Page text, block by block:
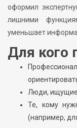
оформил
лишними
уменьшает
Для кого
Люди, ищущие
Те, кому
(например,